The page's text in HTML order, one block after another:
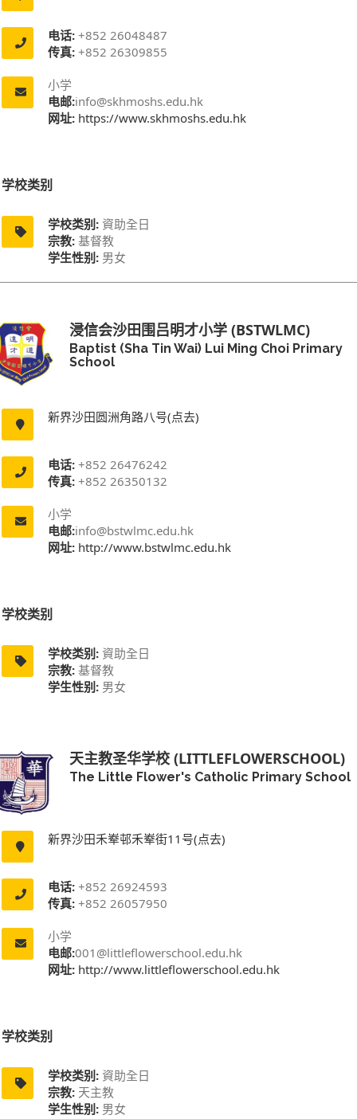
电话: +852 26048487
传真: +852 26309855
小学
电邮:info@skhmoshs.edu.hk
网址: https://www.skhmoshs.edu.hk
学校类别
学校类别: 資助全日
宗教: 基督教
学生性别: 男女
浸信会沙田围吕明才小学 (BSTWLMC)
Baptist (Sha Tin Wai) Lui Ming Choi Primary
School
新界沙田圆洲角路八号(点去)
电话: +852 26476242
传真: +852 26350132
小学
电邮:info@bstwlmc.edu.hk
网址: http://www.bstwlmc.edu.hk
学校类别
学校类别: 資助全日
宗教: 基督教
学生性别: 男女
天主教圣华学校 (LITTLEFLOWERSCHOOL)
The Little Flower's Catholic Primary School
新界沙田禾𪨶邨禾𪨶街11号(点去)
电话: +852 26924593
传真: +852 26057950
小学
电邮:001@littleflowerschool.edu.hk
网址: http://www.littleflowerschool.edu.hk
学校类别
学校类别: 資助全日
宗教: 天主教
学生性别: 男女